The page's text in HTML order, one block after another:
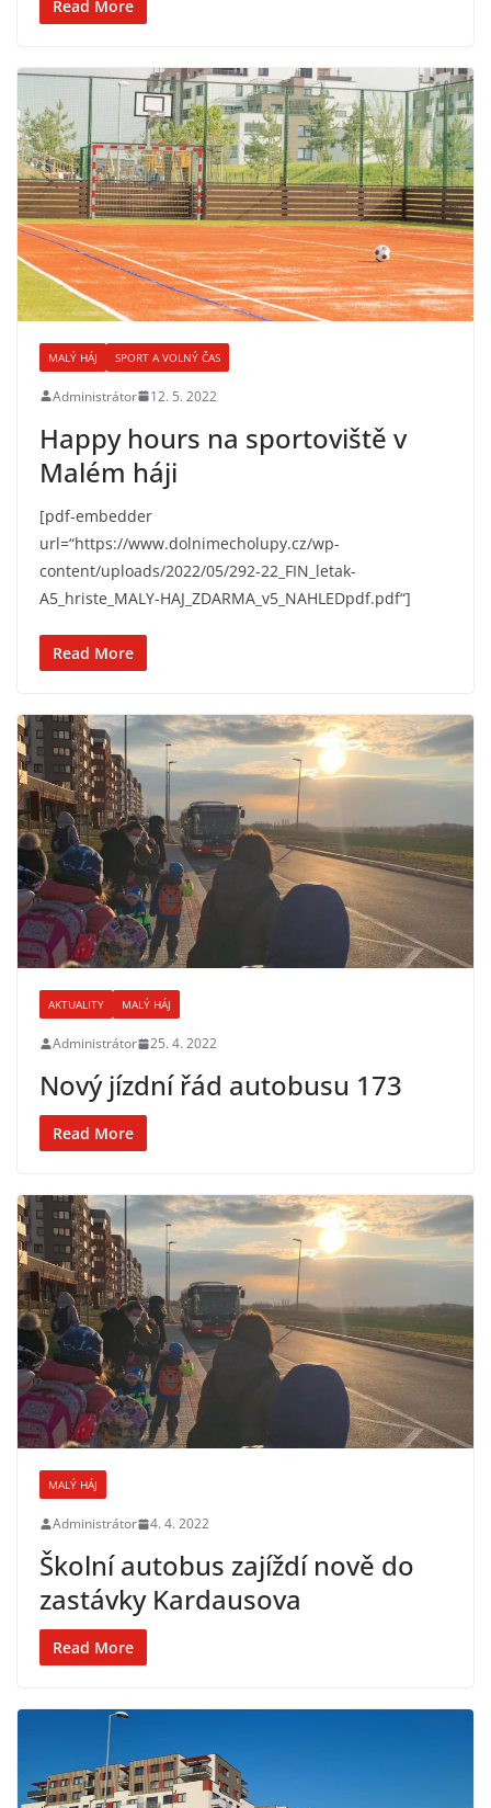
Read More
MALÝ HÁJ SPORT A VOLNÝ ČAS
Administrátor 12. 5. 2022
Happy hours na sportoviště v
Malém háji
[pdf-embedder
url=“https://www.dolnimecholupy.cz/wp-
content/uploads/2022/05/292-22_FIN_letak-
A5_hriste_MALY-HAJ_ZDARMA_v5_NAHLEDpdf.pdf“]
Read More
AKTUALITY MALÝ HÁJ
Administrátor 25. 4. 2022
Nový jízdní řád autobusu 173
Read More
MALÝ HÁJ
Administrátor 4. 4. 2022
Školní autobus zajíždí nově do
zastávky Kardausova
Read More